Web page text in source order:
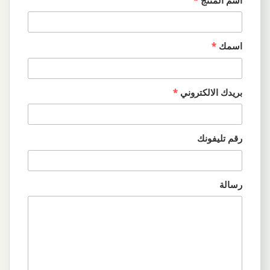
اسمك *
بريدك الالكتروني *
رقم تليفونك
رسالة